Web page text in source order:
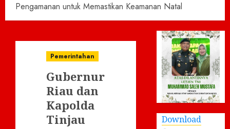
Pengamanan untuk Memastikan Keamanan Natal
Pemerintahan
Gubernur
Riau dan
Kapolda
Tinjau
Download